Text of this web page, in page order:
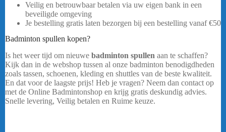
Veilig en betrouwbaar betalen via uw eigen bank in een
beveiligde omgeving
Je bestelling gratis laten bezorgen bij een bestelling vanaf€50
Badminton spullen kopen?
Is het weer tijd om nieuwe badminton spullen aan te schaffen?
Kijk dan in de webshop tussen al onze badminton benodigdheden
zoals tassen, schoenen, kleding en shuttles van de beste kwaliteit.
En dat voor de laagste prijs! Heb je vragen? Neem dan contact op
met de Online Badmintonshop en krijg gratis deskundig advies.
Snelle levering, Veilig betalen en Ruime keuze.